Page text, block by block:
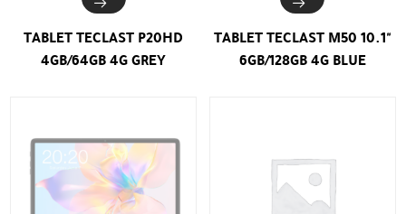
TABLET TECLAST M50 10.1"
6GB/128GB 4G BLUE
TABLET TECLAST P20HD
4GB/64GB 4G GREY